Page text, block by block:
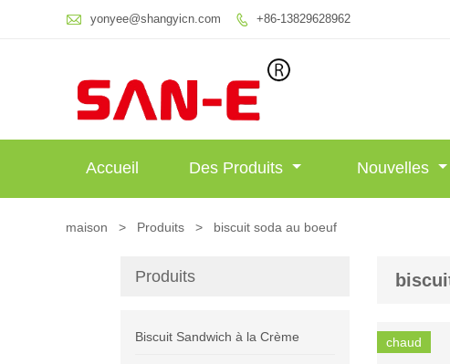
 yonyee@shangyicn.com  +86-13829628962
Accueil Des Produits Nouvelles
maison > Produits > biscuit soda au boeuf
chaud
Produits
Biscuit Sandwich à la Crème